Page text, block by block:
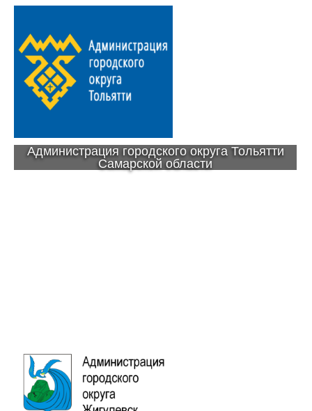
Администрация городского округа Тольятти
Самарской области